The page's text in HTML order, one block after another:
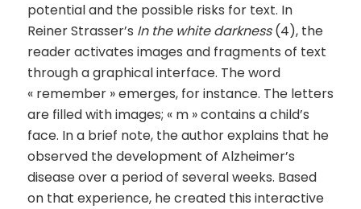
potential and the possible risks for text. In
Reiner Strasser’s In the white darkness(4), the
reader activates images and fragments of text
through a graphical interface. The word
« remember » emerges, for instance. The letters
are filled with images; « m » contains a child’s
face. In a brief note, the author explains that he
observed the development of Alzheimer’s
disease over a period of several weeks. Based
on that experience, he created this interactive